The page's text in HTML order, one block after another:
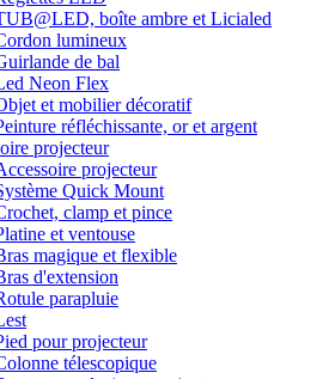
boîte ambre et Licialed
lumineux
de bal
Neon Flex
et mobilier décoratif
réfléchissante, or et argent
projecteur
projecteur
Quick Mount
clamp et pince
et ventouse
magique et flexible
d'extension
parapluie
pour projecteur
télescopique